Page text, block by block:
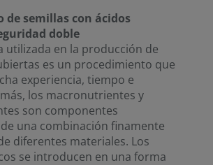
de semillas con ácidos
doble
utilizada en la producción de
es un procedimiento que
experiencia, tiempo e
los macronutrientes y
son componentes
una combinación finamente
diferentes materiales. Los
se introducen en una forma